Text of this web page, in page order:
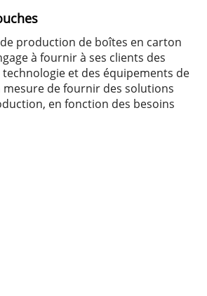
production de boîtes en carton
à fournir à ses clients des
et des équipements de
de fournir des solutions
en fonction des besoins